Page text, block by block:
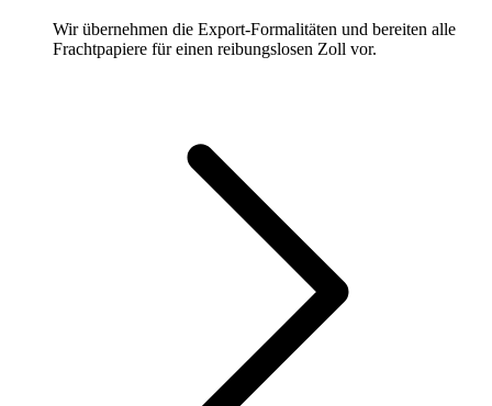
Wir übernehmen die Export-Formalitäten und bereiten alle
Frachtpapiere für einen reibungslosen Zoll vor.